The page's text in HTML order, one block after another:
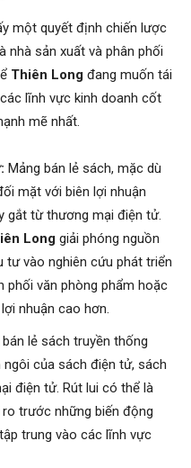
một quyết định chiến lược
nhà sản xuất và phân phối
Thiên Long đang muốn tái
lĩnh vực kinh doanh cốt
mẽ nhất.
Mảng bán lẻ sách, mặc dù
mặt với biên lợi nhuận
gắt từ thương mại điện tử.
Long giải phóng nguồn
tư vào nghiên cứu phát triển
phối văn phòng phẩm hoặc
nhuận cao hơn.
lẻ sách truyền thống
của sách điện tử, sách
điện tử. Rút lui có thể là
ro trước những biến động
trung vào các lĩnh vực